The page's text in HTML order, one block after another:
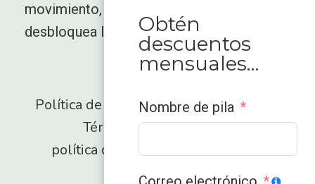
movimiento,
desbloquea lo que a tu cuerpo le ha estado
faltando.
Política de reembolsos y devoluciones
Términos y condiciones
política de privacidad
Obtén
descuentos
mensuales…
Nombre de pila